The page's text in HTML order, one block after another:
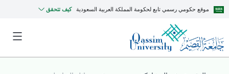
موقع حكومي رسمي تابع لحكومة المملكة العربية السعودية كيف تتحقق